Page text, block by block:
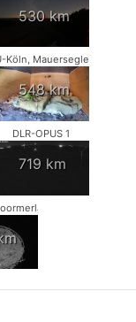
530 km
Köln, Mauersegler #2
548 km
DLR-OPUS 1
719 km